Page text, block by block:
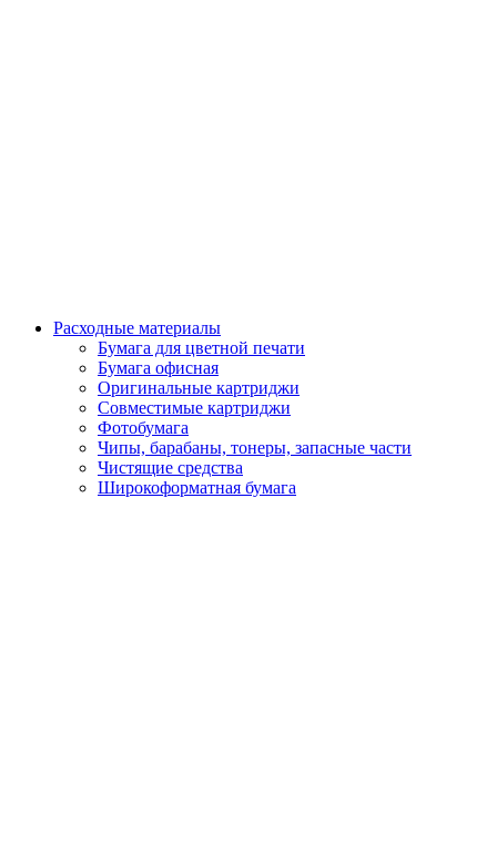
Расходные материалы
Бумага для цветной печати
Бумага офисная
Оригинальные картриджи
Совместимые картриджи
Фотобумага
Чипы, барабаны, тонеры, запасные части
Чистящие средства
Широкоформатная бумага